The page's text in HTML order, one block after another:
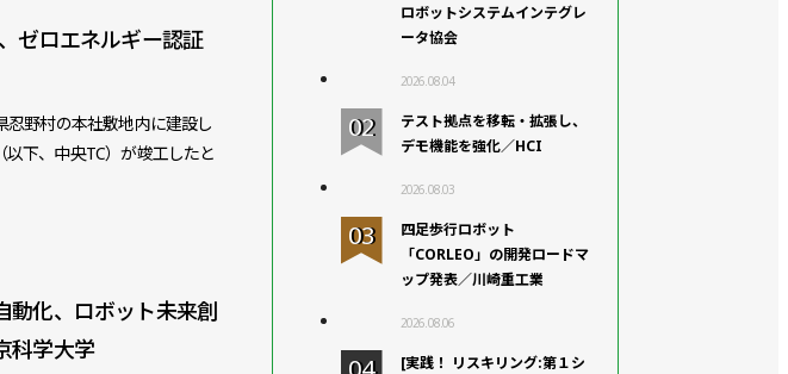
ゼロエネルギー認証
忍野村の本社敷地内に建設し
下、中央TC）が竣工したと
動化、ロボット未来創
科学大学
ロボットシステムインテグレ
ータ協会
2026.08.04
テスト拠点を移転・拡張し、
デモ機能を強化／HCI
2026.08.03
四足歩行ロボット
「CORLEO」の開発ロードマ
ップ発表／川崎重工業
2026.08.06
[実践！ リスキリング:第１シ